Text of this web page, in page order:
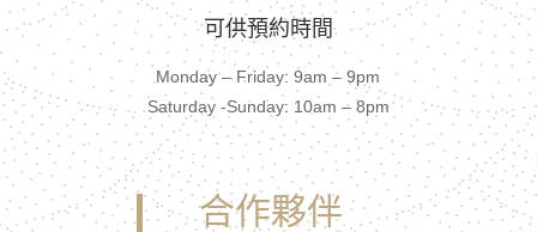
可供預約時間
Monday – Friday: 9am – 9pm
Saturday -Sunday: 10am – 8pm
合作夥伴